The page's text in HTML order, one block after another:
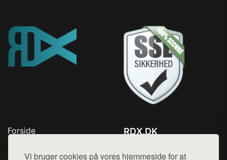
Vi bruger cookies på vores hjemmeside for at
Forside
Top Rabatter
RDX.DK